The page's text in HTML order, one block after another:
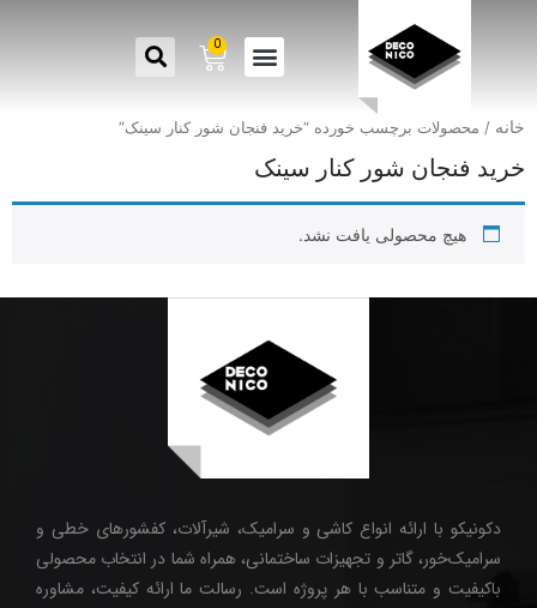
0
خانه / محصولات برچسب خورده “خرید فنجان شور کنار سینک”
خرید فنجان شور کنار سینک
هیچ محصولی یافت نشد.
دکونیکو با ارائه انواع کاشی و سرامیک، شیرآلات، کفشورهای خطی و
سرامیک‌خور، گاتر و تجهیزات ساختمانی، همراه شما در انتخاب محصولی
باکیفیت و متناسب با هر پروژه است. رسالت ما ارائه کیفیت، مشاوره